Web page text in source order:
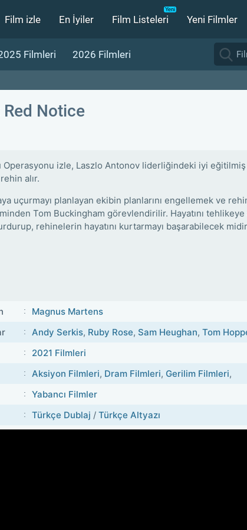
Film izle En İyiler Film Listeleri Yeni Filmler
Filmleri 2026 Filmleri
Red Notice
Operasyonu izle, Laszlo Antonov liderliğindeki iyi
alır.
uçurmayı planlayan ekibin planlarını engellemek ve
Tom Buckingham görevlendirilir. Hayatını
rehinelerin hayatını kurtarmayı başarabilecek
Magnus Martens
Andy Serkis, Ruby Rose, Sam Heughan, Tom
2021 Filmleri
Aksiyon Filmleri, Dram Filmleri, Gerilim Filmleri,
Yabancı Filmler
Türkçe Dublaj / Türkçe Altyazı